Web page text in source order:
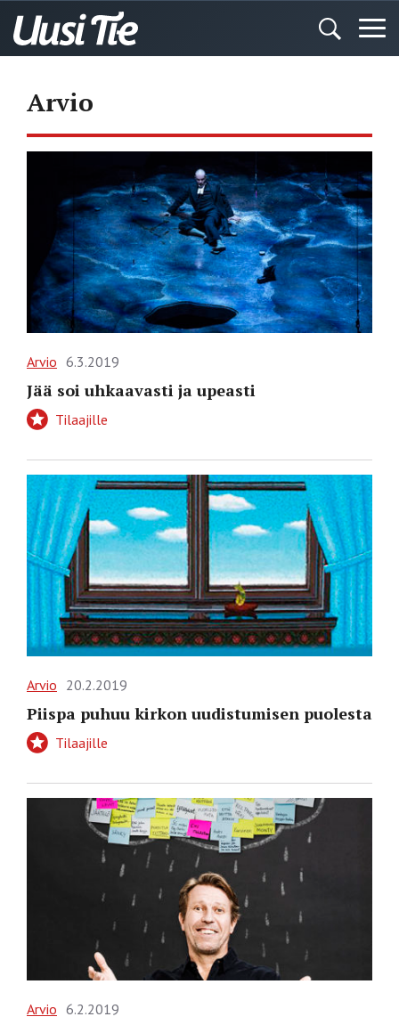
Arvio
Arvio 6.3.2019
Jää soi uhkaavasti ja upeasti
Tilaajille
Arvio 20.2.2019
Piispa puhuu kirkon uudistumisen puolesta
Tilaajille
Arvio 6.2.2019